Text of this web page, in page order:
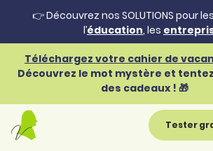
👉 Découvrez nos SOLUTIONS pour les
l’éducation, les
Téléchargez votre cahier de
Découvrez le mot mystère et
des cadeaux ! 🎁
Tester